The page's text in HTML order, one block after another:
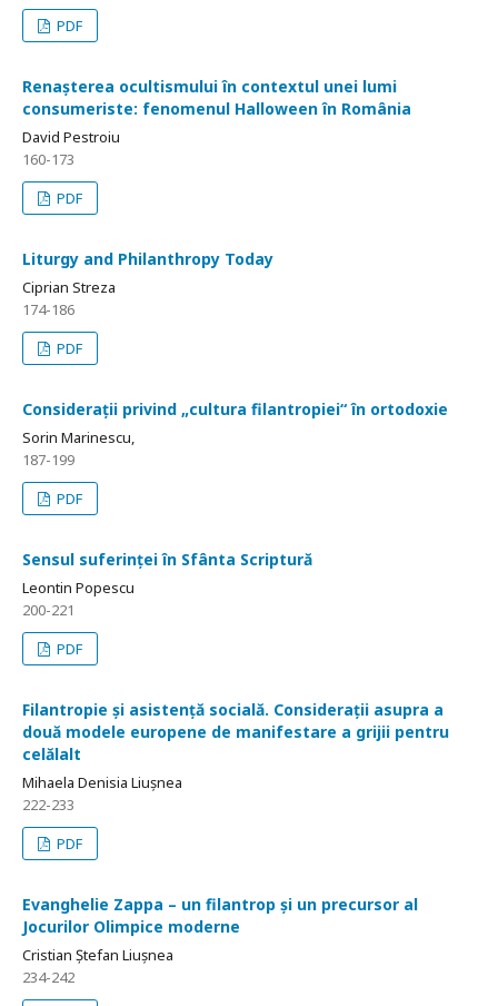
PDF
Renașterea ocultismului în contextul unei lumi
consumeriste: fenomenul Halloween în România
David Pestroiu
160-173
PDF
Liturgy and Philanthropy Today
Ciprian Streza
174-186
PDF
Considerații privind „cultura filantropiei“ în ortodoxie
Sorin Marinescu,
187-199
PDF
Sensul suferinței în Sfânta Scriptură
Leontin Popescu
200-221
PDF
Filantropie și asistență socială. Considerații asupra a
două modele europene de manifestare a grijii pentru
celălalt
Mihaela Denisia Liușnea
222-233
PDF
Evanghelie Zappa – un filantrop și un precursor al
Jocurilor Olimpice moderne
Cristian Ștefan Liușnea
234-242